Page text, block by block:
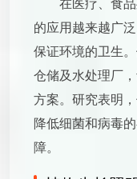
的应用越来越广
保证环境的卫生
仓储及水处理厂
方案。研究表明
降低细菌和病毒
障。